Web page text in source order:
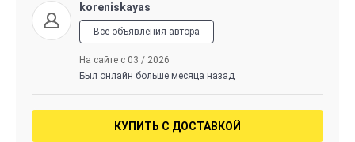
koreniskayas
Все объявления автора
На сайте с 03 / 2026
Был онлайн больше месяца назад
КУПИТЬ С ДОСТАВКОЙ